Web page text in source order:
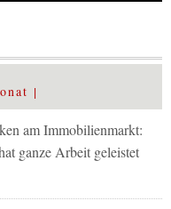
am Immobilienmarkt:
ganze Arbeit geleistet